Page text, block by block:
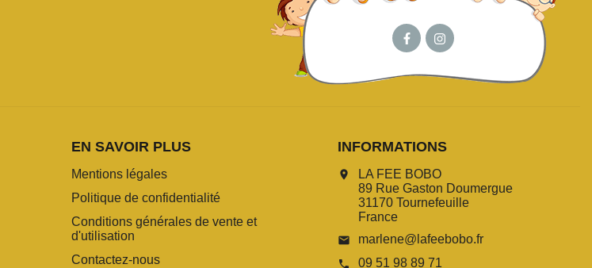
EN SAVOIR PLUS
Mentions légales
Politique de confidentialité
Conditions générales de vente et
d'utilisation
Contactez-nous
INFORMATIONS
location_on
LA FEE BOBO
89 Rue Gaston Doumergue
31170 Tournefeuille
France
email marlene@lafeebobo.fr
call 09 51 98 89 71